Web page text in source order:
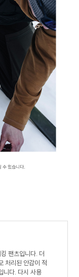
팬츠입니다. 더
처리된 안감이 적
니다. 다시 사용